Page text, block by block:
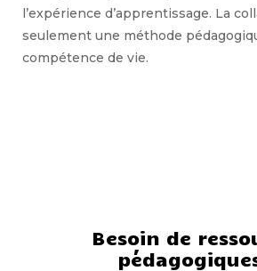
l’expérience d’apprentissage. La
seulement une méthode
compétence de vie.
Besoin de